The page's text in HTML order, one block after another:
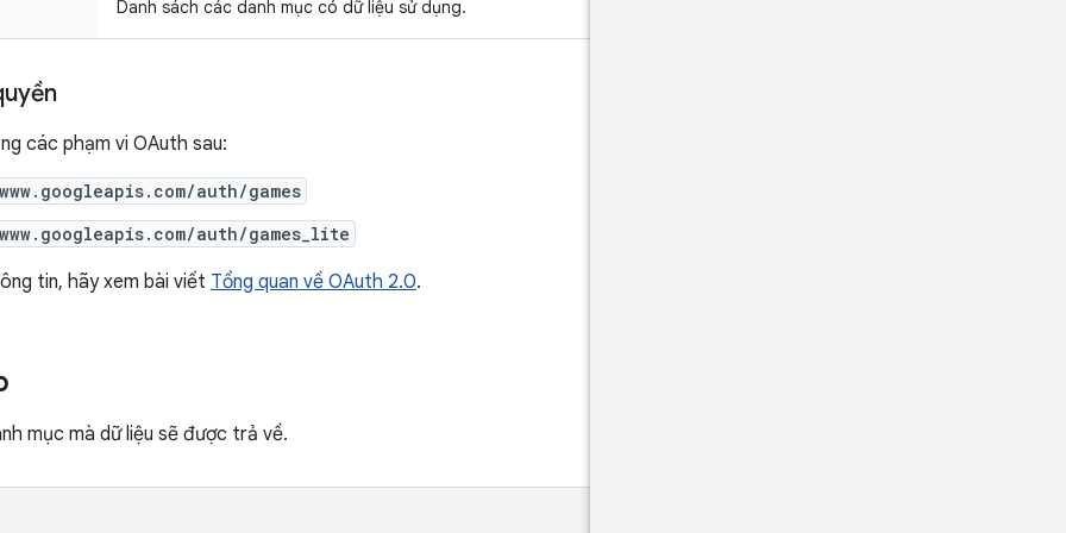
Danh sách các danh mục có dữ liệu sử dụng.
các phạm vi OAuth sau:
auth/games
auth/games_lite
tin, hãy xem bài viết Tổng quan về OAuth 2.0.
mục mà dữ liệu sẽ được trả về.